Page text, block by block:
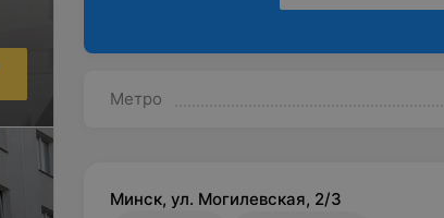
Метро
Минск, ул. Могилевская, 2/3